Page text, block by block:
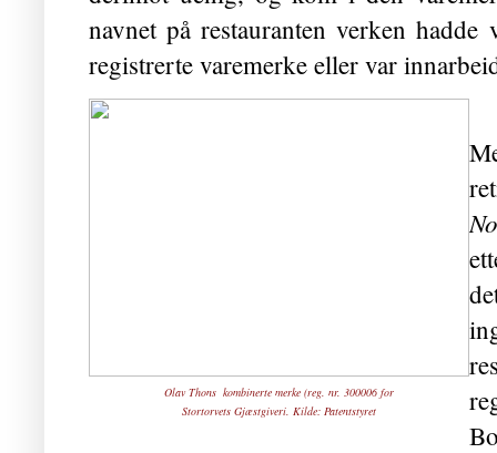
navnet på restauranten verken
registrerte varemerke eller var
Olav Thons kombinerte merke (reg. nr. 300006 for
Stortorvets Gjæstgiveri. Kilde: Patentstyret